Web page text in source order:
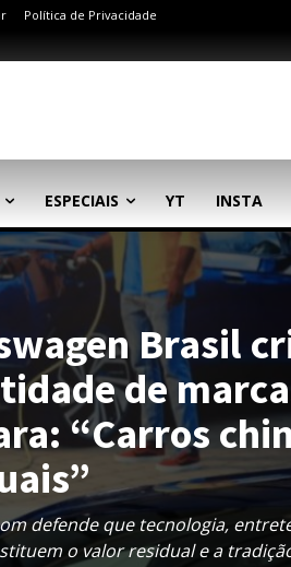
Política de Privacidade
ESPECIAIS YT INSTA
Brasil
de
“Carros
defende que tecnologia,
o valor residual e a